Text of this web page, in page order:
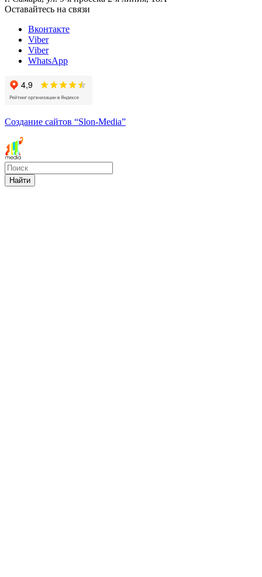
Оставайтесь на связи
Вконтакте
Viber
Viber
WhatsApp
Создание сайтов “Slon-Media”
Найти